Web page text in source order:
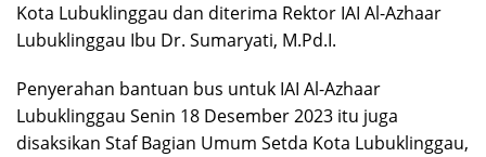
Kota Lubuklinggau dan diterima Rektor IAI Al-Azhaar
Lubuklinggau Ibu Dr. Sumaryati, M.Pd.I.
Penyerahan bantuan bus untuk IAI Al-Azhaar
Lubuklinggau Senin 18 Desember 2023 itu juga
disaksikan Staf Bagian Umum Setda Kota Lubuklinggau,